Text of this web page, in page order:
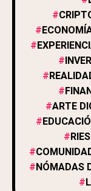
ARTE
NÓMADAS